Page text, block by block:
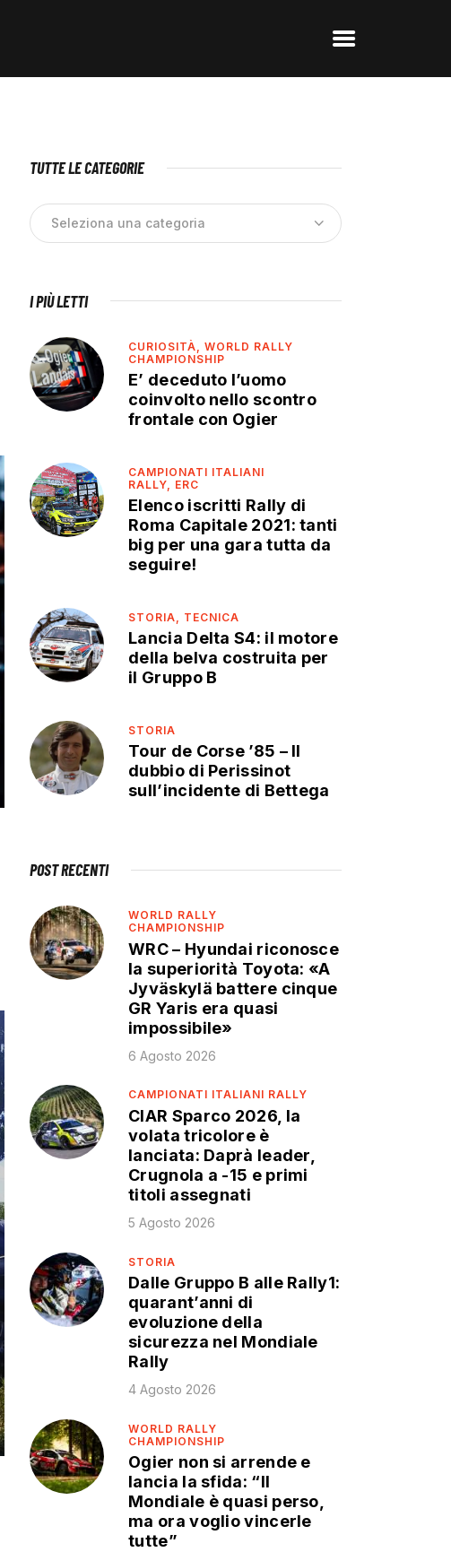
TUTTE LE CATEGORIE
I PIÙ LETTI
CURIOSITÀ,WORLD RALLY
CHAMPIONSHIP
E’ deceduto l’uomo
coinvolto nello scontro
frontale con Ogier
CAMPIONATI ITALIANI
RALLY, ERC
Elenco iscritti Rally di
Roma Capitale 2021: tanti
big per una gara tutta da
seguire!
STORIA, TECNICA
Lancia Delta S4: il motore
della belva costruita per
il Gruppo B
STORIA
Tour de Corse ’85 – Il
dubbio di Perissinot
sull’incidente di Bettega
POST RECENTI
WORLD RALLY
CHAMPIONSHIP
WRC – Hyundai riconosce
la superiorità Toyota: «A
Jyväskylä battere cinque
GR Yaris era quasi
impossibile»
6 Agosto 2026
CAMPIONATI ITALIANI RALLY
CIAR Sparco 2026, la
volata tricolore è
lanciata: Daprà leader,
Crugnola a -15 e primi
titoli assegnati
5 Agosto 2026
STORIA
Dalle Gruppo B alle Rally1:
quarant’anni di
evoluzione della
sicurezza nel Mondiale
Rally
4 Agosto 2026
WORLD RALLY
CHAMPIONSHIP
Ogier non si arrende e
lancia la sfida: “Il
Mondiale è quasi perso,
ma ora voglio vincerle
tutte”